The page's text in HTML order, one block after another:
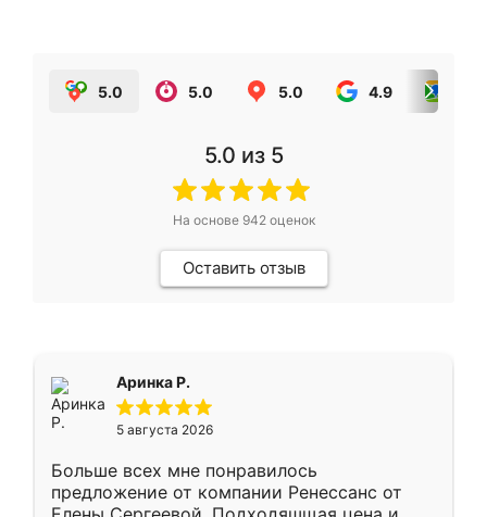
5.0 5.0 5.0 4.9
5.0 из 5
На основе 942оценок
Оставить отзыв
Аринка Р.
5 августа 2026
Больше всех мне понравилось
предложение от компании Ренессанс от